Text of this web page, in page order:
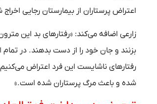
اعتراض پرستاران از بیمارستان رجایی
زارعی اضافه می‌کند: «رفتارهای بد این
بزنند و جان خود را از دست بدهند. در
رفتارهای ناشایست این فرد اعتراض
شده و باعث مرگ پرستاران شده است.»